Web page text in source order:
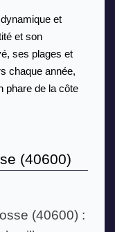
et
et son
ses plages et
chaque année,
phare de la côte
(40600)
(40600) :